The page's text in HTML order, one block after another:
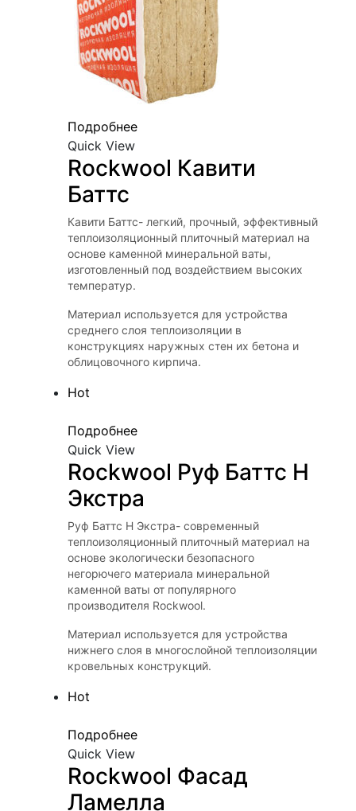
Подробнее
Quick View
Rockwool Кавити
Баттс
Кавити Баттс- легкий, прочный, эффективный
теплоизоляционный плиточный материал на
основе каменной минеральной ваты,
изготовленный под воздействием высоких
температур.
Материал используется для устройства
среднего слоя теплоизоляции в
конструкциях наружных стен их бетона и
облицовочного кирпича.
Hot
Подробнее
Quick View
Rockwool Руф Баттс Н
Экстра
Руф Баттс Н Экстра- современный
теплоизоляционный плиточный материал на
основе экологически безопасного
негорючего материала минеральной
каменной ваты от популярного
производителя Rockwool.
Материал используется для устройства
нижнего слоя в многослойной теплоизоляции
кровельных конструкций.
Hot
Подробнее
Quick View
Rockwool Фасад
Ламелла